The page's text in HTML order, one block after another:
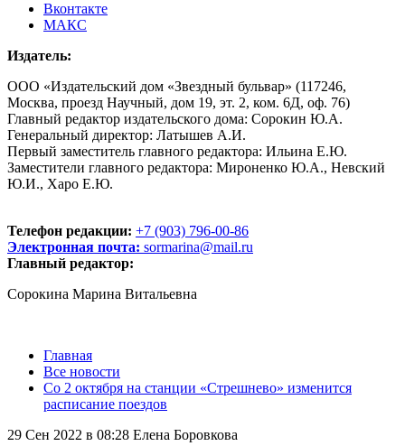
Вконтакте
МАКС
Издатель:
ООО «Издательский дом «Звездный бульвар» (117246,
Москва, проезд Научный, дом 19, эт. 2, ком. 6Д, оф. 76)
Главный редактор издательского дома: Сорокин Ю.А.
Генеральный директор: Латышев А.И.
Первый заместитель главного редактора: Ильина Е.Ю.
Заместители главного редактора: Мироненко Ю.А., Невский
Ю.И., Харо Е.Ю.
Телефон редакции: +7 (903) 796-00-86
Электронная почта: sormarina@mail.ru
Главный редактор:
Сорокина Марина Витальевна
Главная
Все новости
Со 2 октября на станции «Стрешнево» изменится
расписание поездов
29 Сен 2022 в 08:28 Елена Боровкова